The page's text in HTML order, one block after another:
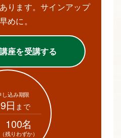
ります。サインアップ
めに。
座を受講する
し込み期限
日 まで
100名
（残りわずか）